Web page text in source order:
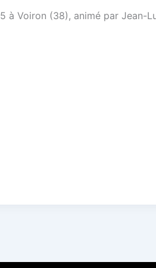
à Voiron (38), animé par Jean-